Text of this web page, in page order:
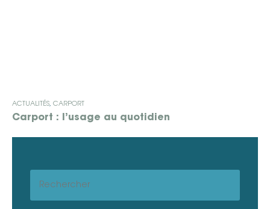
ACTUALITÉS, CARPORT
Carport : l’usage au quotidien